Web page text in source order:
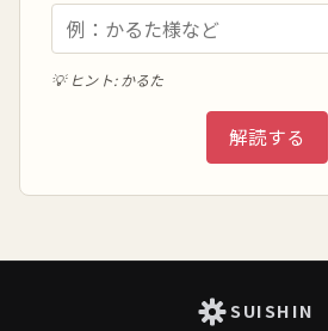
💡 ヒント: かるた
解読する
SUISHIN